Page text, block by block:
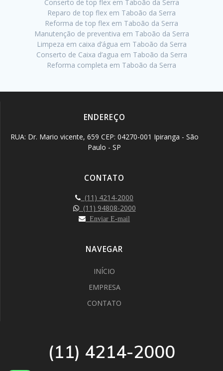
Conserto de top flex em Taboão da Serra
Reparo de top flex em Taboão da Serra
Reforma de top flex em Taboão da Serra
Manutenção de preventiva em Taboão da Serra
Limpeza em caixa d’água em Taboão da Serra
Conserto de Caixa d’agua em Taboão da Serra
Reforma completa em Taboão da Serra
ENDEREÇO
RUA: Dr. Mario vicente, 659 CEP: 04270-001 Ipiranga - São
Paulo - SP
CONTATO
(11) 4214-2000
(11) 94808-2000
Enviar E-mail
NAVEGAR
INÍCIO
EMPRESA
CONTATO
(11) 4214-2000